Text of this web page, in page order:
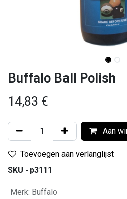
Buffalo Ball Polish
14,83 €
Aan
Toevoegen aan verlanglijst
SKU - p3111
Merk: Buffalo